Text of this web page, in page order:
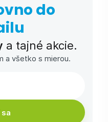
do
a tajné akcie.
a všetko s mierou.